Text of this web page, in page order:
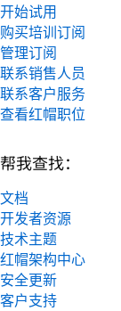
开始试用
购买培训订阅
管理订阅
联系销售人员
联系客户服务
查看红帽职位
帮我查找：
文档
开发者资源
技术主题
红帽架构中心
安全更新
客户支持